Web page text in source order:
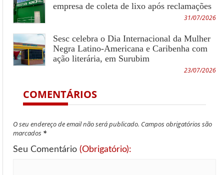
empresa de coleta de lixo após reclamações
31/07/2026
Sesc celebra o Dia Internacional da Mulher
Negra Latino-Americana e Caribenha com
ação literária, em Surubim
23/07/2026
COMENTÁRIOS
O seu endereço de email não será publicado. Campos obrigatórios são
marcados *
Seu Comentário (Obrigatório):